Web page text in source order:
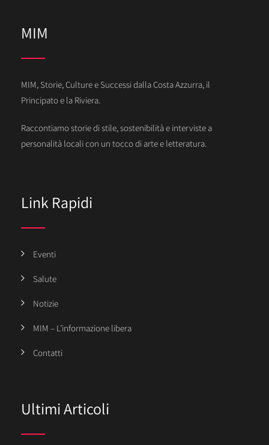
MIM
MIM, Storie, Culture e Successi dalla Costa Azzurra, il
Principato e la Riviera.
Raccontiamo storie di stile, sostenibilità e interviste a
personalità locali con un tocco di arte e letteratura.
Link Rapidi
Eventi
Salute
Notizie
MIM – L’informazione libera
Contatti
Ultimi Articoli